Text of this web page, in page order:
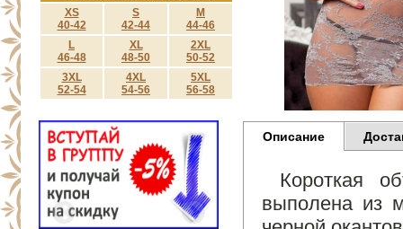
XS
40-42
S
42-44
M
44-46
L
46-48
XL
48-50
2XL
50-52
3XL
52-54
4XL
54-56
5XL
56-58
Описание
Короткая
выполена из